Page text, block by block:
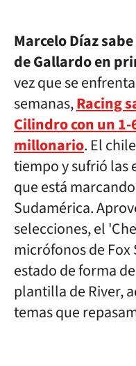
Marcelo Díaz
de Gallardo en
vez que se
semanas,Racing
Cilindro con un
millonario. El
tiempo y sufrió las
que está
Sudamérica.
selecciones, el
micrófonos de Fox
estado de forma
plantilla de River,
temas que